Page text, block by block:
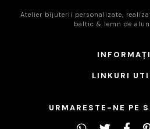
Atelier bijuterii personalizate,
baltic & lemn de
LINKURI
URMARESTE-NE PE